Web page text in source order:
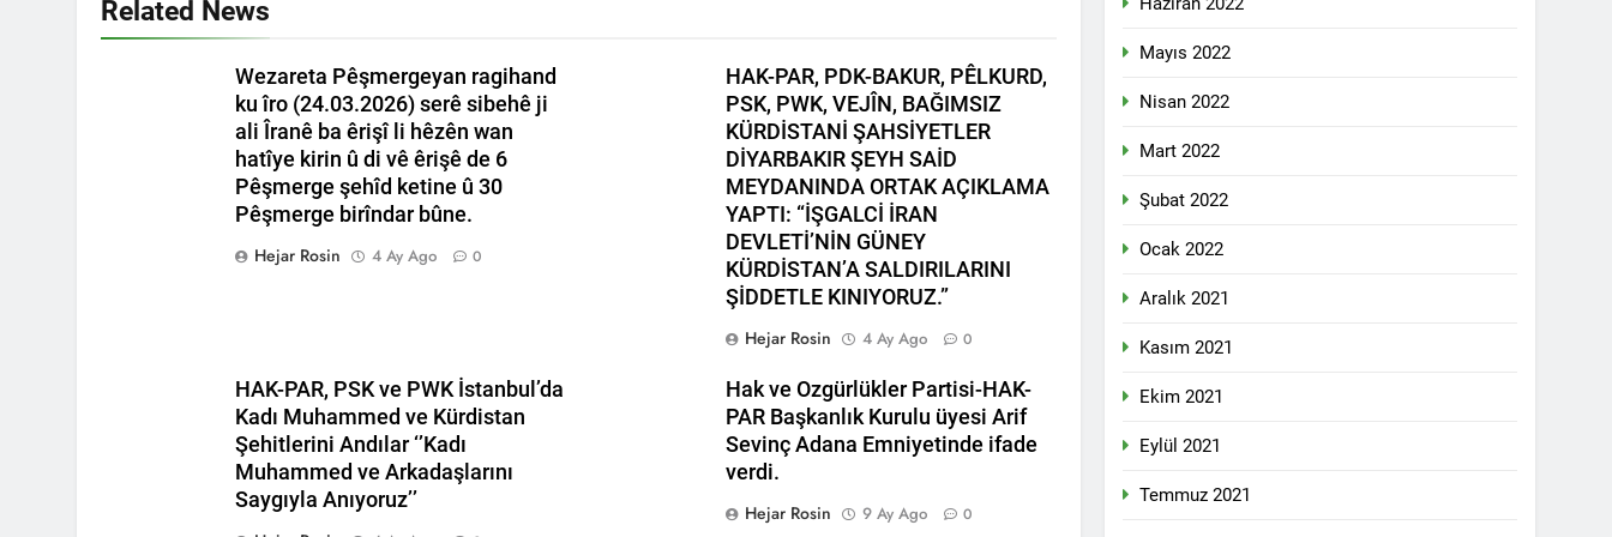
HAK-PAR Genel başkanı Düzgün Kaplan ENKS başkanı Mihemed İsmail ile telefonda görüştü.
2 Yıl Ago
Hak ve Özgürlükler Partisi HAK-PAR Parti Meclisi 11 Ocak 2025 tarihinde Ankara Genel Merkez’de toplandı.
2 Yıl Ago
Necati TANK Erzincan-Balıbey Köyünde toprağa verildi
2 Yıl Ago
HAK-PAR Suriye Kürt Ulusal Konseyi (ENKS) başkanlığına seçilen Mihemed İsmail’i kutladı.
2 Yıl Ago
Yeni yıl halkımıza ve tüm dünyaya özgürlük ve barış getirsin
Roboski Katliamını Unutmadık, Unutturmayacağız!
2 Yıl Ago
HAK-PAR, PSK ve PWK’den ortak konferans.’ KÜRT MESELESİ BARIŞÇIL YOLLARLA VE DİYALOĞLA ÇÖZÜLMELİDİR
2 Yıl Ago
HAK-PAR, PSK VE PWK DİYARBAKİR-DEMİROTEL’de gerçekleştirdikleri konferansın ardından, 23 Aralık 2024 tarihinde saat
11.00de Gazeteciler Cemiyetinde ortaklaştıkları bir metni kamuoyuna sundular. PSK genel başkanı Bayram Bozyel’in açılış
konuşmasının ardından bildirinin Kürtçesini PWD genel başkanı Mustafa Özçelik Türkçesini ise HAK-PAR Genel başkan
Related News
Wezareta Pêşmergeyan ragihand
ku îro (24.03.2026) serê sibehê ji
ali Îranê ba êrişî li hêzên wan
hatîye kirin û di vê êrişê de 6
Pêşmerge şehîd ketine û 30
Pêşmerge birîndar bûne.
Hejar Rosin
4 Ay Ago 0
HAK-PAR, PDK-BAKUR, PÊLKURD,
PSK, PWK, VEJÎN, BAĞIMSIZ
KÜRDİSTANİ ŞAHSİYETLER
DİYARBAKIR ŞEYH SAİD
MEYDANINDA ORTAK AÇIKLAMA
YAPTI: “İŞGALCİ İRAN
DEVLETİ’NİN GÜNEY
KÜRDİSTAN’A SALDIRILARINI
ŞİDDETLE KINIYORUZ.”
Hejar Rosin
4 Ay Ago 0
HAK-PAR, PSK ve PWK İstanbul’da
Kadı Muhammed ve Kürdistan
Şehitlerini Andılar ‘’Kadı
Muhammed ve Arkadaşlarını
Saygıyla Anıyoruz’’
Hak ve Ozgürlükler Partisi-HAK-
PAR Başkanlık Kurulu üyesi Arif
Sevinç Adana Emniyetinde ifade
verdi.
Hejar Rosin
9 Ay Ago 0
Mayıs 2022
Nisan 2022
Mart 2022
Şubat 2022
Ocak 2022
Aralık 2021
Kasım 2021
Ekim 2021
Eylül 2021
Temmuz 2021